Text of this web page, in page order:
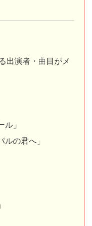
出演者・曲目がメ
」
の君へ」